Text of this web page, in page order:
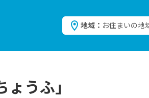
地域： お住まいの地
うふ」